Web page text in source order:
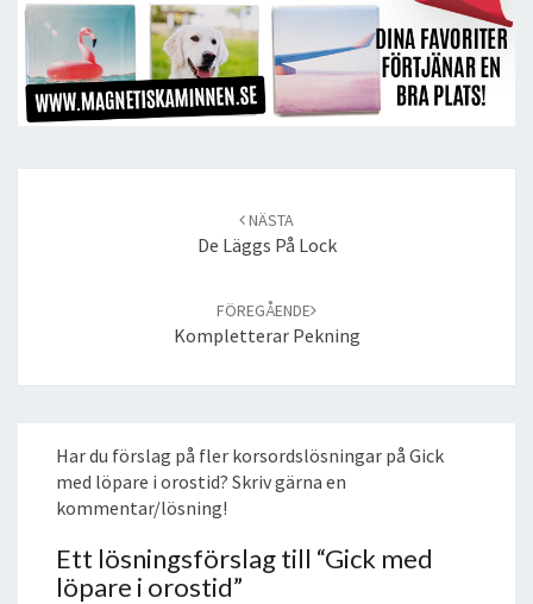
NÄSTA
De Läggs På Lock
FÖREGÅENDE
Kompletterar Pekning
Har du förslag på fler korsordslösningar på Gick
med löpare i orostid? Skriv gärna en
kommentar/lösning!
Ett lösningsförslag till “Gick med
löpare i orostid”